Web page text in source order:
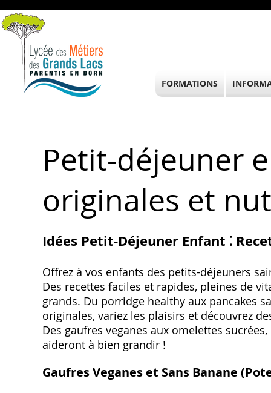
Petit-déjeuner
originales et
Idées Petit-Déjeuner Enfant ⁚
Offrez à vos enfants des petits-déjeuners
Des recettes faciles et rapides, pleines de
grands. Du porridge healthy aux pancakes
originales, variez les plaisirs et découvrez
Des gaufres veganes aux omelettes
aideront à bien grandir !
Gaufres Veganes et Sans Banane
FORMATIONS